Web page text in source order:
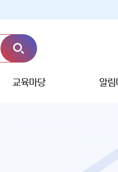
교육마당 알